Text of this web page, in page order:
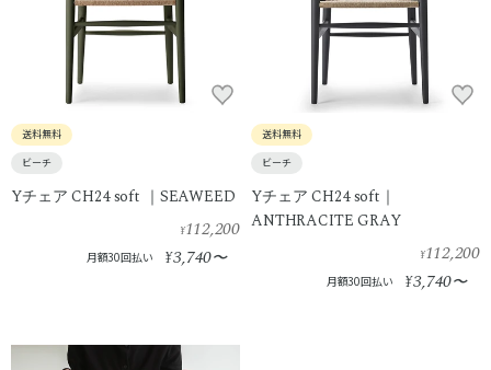
送料無料
ビーチ
Yチェア CH24 soft ｜SEAWEED
¥112,200
月額30回払い ¥3,740〜
送料無料
ビーチ
Yチェア CH24 soft｜
ANTHRACITE GRAY
¥112,200
月額30回払い ¥3,740〜